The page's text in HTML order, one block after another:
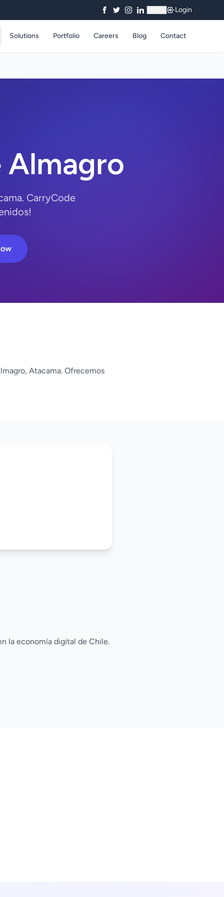
Login
Solutions Portfolio Careers Blog Contact
Almagro
CarryCode
Atacama. Ofrecemos
la economía digital de Chile.